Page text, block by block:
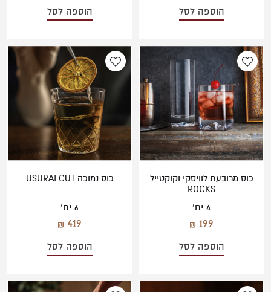
הוספה לסל הוספה לסל
כוס מרובעת לוויסקי וקוקטייל
ROCKS
4 יח'
199
הוספה לסל
כוס נמוכה USURAI CUT
6 יח'
419
הוספה לסל